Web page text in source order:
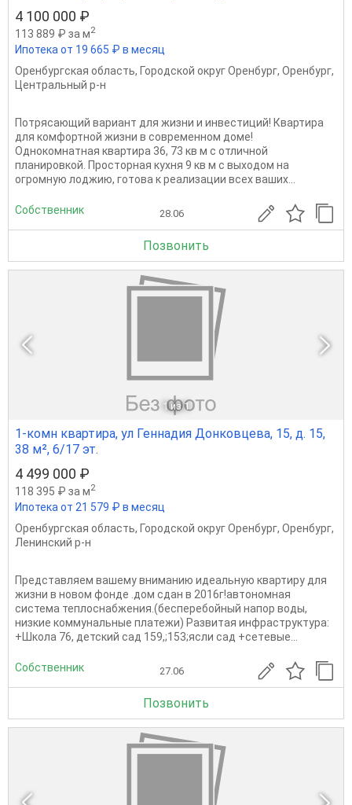
4 100 000 ₽
113 889 ₽ за м2
Ипотека от 19 665 ₽ в месяц
Оренбургская область, Городской округ Оренбург, Оренбург,
Центральный р-н
Потрясающий вариант для жизни и инвестиций! Квартира
для комфортной жизни в современном доме!
Однокомнатная квартира 36, 73 кв м с отличной
планировкой. Просторная кухня 9 кв м с выходом на
огромную лоджию, готова к реализации всех ваших...
Собственник 28.06
Позвонить
1 из 1
1-комн квартира, ул Геннадия Донковцева, 15, д. 15,
38 м², 6/17 эт.
4 499 000 ₽
118 395 ₽ за м2
Ипотека от 21 579 ₽ в месяц
Оренбургская область, Городской округ Оренбург, Оренбург,
Ленинский р-н
Прeдcтaвляeм вaшему вниманию идеальную квaртиpу для
жизни в новом фонде .дом сдан в 2016г!автономная
система теплоснабжения.(бесперебойный напор воды,
низкие коммунальные платежи) Рaзвитaя инфрacтруктура:
+Школа 76, детский сад 159,;153;ясли сад +сетeвыe...
Собственник 27.06
Позвонить